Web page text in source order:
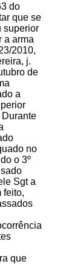
do
que se
superior
a arma
2010,
j.
de
a
Durante
no
o 3º
Sgt a
feito,
que